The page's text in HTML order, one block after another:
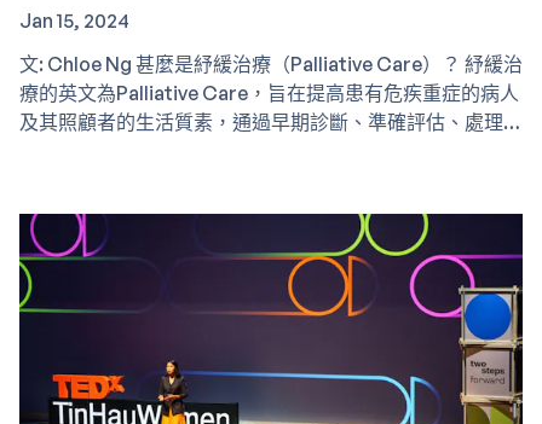
Jan 15, 2024
文: Chloe Ng 甚麼是紓緩治療（Palliative Care）？ 紓緩治
療的英文為Palliative Care，旨在提高患有危疾重症的病人
及其照顧者的生活質素，通過早期診斷、準確評估、處理身
痛楚。另外亦會有醫務社工、臨床心理學家等專業人士為病
人及其照顧者提供心理上的輔導，除了讓病人能在最後的時
間裹積極地生活，也會在病人去世後支援其親人及照顧者的
情緒需要。…